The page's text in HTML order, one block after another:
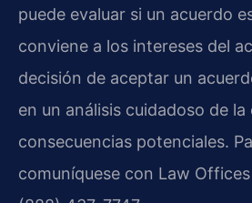
puede evaluar si un acuerdo
conviene a los intereses del
decisión de aceptar un
en un análisis cuidadoso de
consecuencias potenciales.
comuníquese con Law Offices